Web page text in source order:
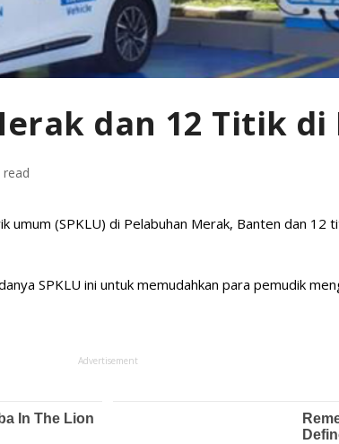
dan 12 Titik
(SPKLU) di Pelabuhan Merak, Banten dan 12
SPKLU ini untuk memudahkan para pemudik
Advertisement